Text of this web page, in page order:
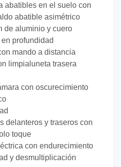
abatibles en el suelo con
abatible asimétrico
de aluminio y cuero
profundidad
mando a distancia
limpialuneta trasera
con oscurecimiento
delanteros y traseros con
toque
con endurecimiento
y desmultiplicación